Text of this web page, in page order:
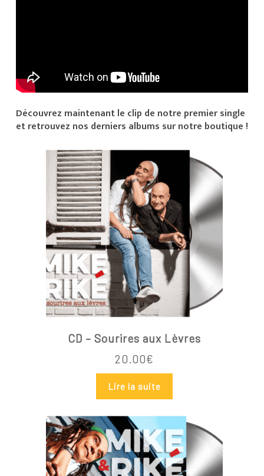
Découvrez maintenant le clip de notre premier single
et retrouvez nos derniers albums sur notre boutique !
CD – Sourires aux Lèvres
20.00€
Lire la suite